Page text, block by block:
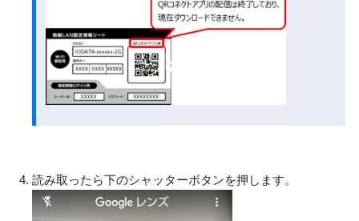
読み取ったら下のシャッターボタンを押します。